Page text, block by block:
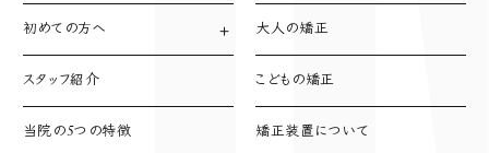
初めての方へ
診療方針
診療の流れ
スタッフ紹介
当院の5つの特徴
大人の矯正
こどもの矯正
矯正装置について